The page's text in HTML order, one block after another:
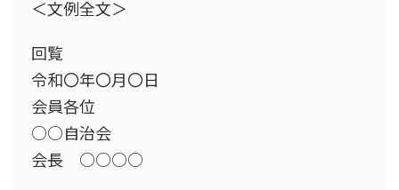
＜文例全文＞
回覧
令和〇年〇月〇日
会員各位
○○自治会
会長 ○○○○